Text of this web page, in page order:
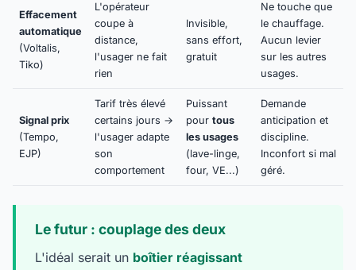
Effacement
automatique
(Voltalis,
Tiko)
L'opérateur
coupe à
distance,
l'usager ne fait
rien
Invisible,
sans effort,
gratuit
Ne touche que
le chauffage.
Aucun levier
sur les autres
usages.
Signal prix
(Tempo,
EJP)
Tarif très élevé
certains jours →
l'usager adapte
son
comportement
Puissant
pour tous
les usages
(lave-linge,
four, VE...)
Demande
anticipation et
discipline.
Inconfort si mal
géré.
Le futur : couplage des deux
L'idéal serait un boîtier réagissant